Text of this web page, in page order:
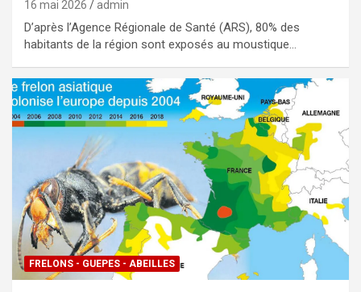
16 mai 2026 admin
D’après l’Agence Régionale de Santé (ARS), 80% des
habitants de la région sont exposés au moustique…
FRELONS - GUEPES - ABEILLES